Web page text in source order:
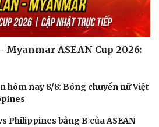
ASEAN Cup 2026:
hôm nay 8/8: Bóng chuyền nữ Việt
Philippines bảng B của ASEAN